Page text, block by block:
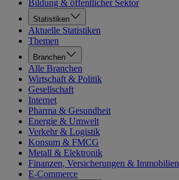
Bildung & öffentlicher Sektor
Statistiken
Aktuelle Statistiken
Themen
Branchen
Alle Branchen
Wirtschaft & Politik
Gesellschaft
Internet
Pharma & Gesundheit
Energie & Umwelt
Verkehr & Logistik
Konsum & FMCG
Metall & Elektronik
Finanzen, Versicherungen & Immobilien
E-Commerce